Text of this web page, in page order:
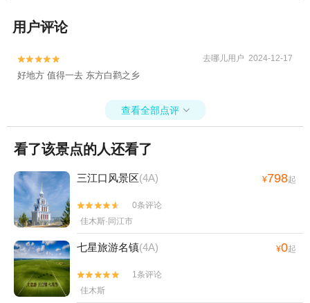
用户评论

 去哪儿用户 2024-12-17
好地方 值得一去 东方白鹳之乡
查看全部点评 
看了该景点的人还看了
三江口风景区(4A) ¥798起


0条评论
佳木斯·同江市
七星旅游名镇(4A) ¥0起


1条评论
佳木斯